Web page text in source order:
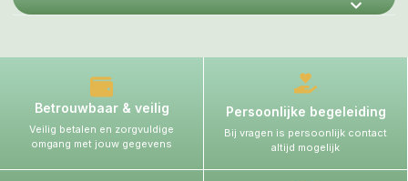
Betrouwbaar & veilig
Veilig betalen en zorgvuldige
omgang met jouw gegevens
Persoonlijke begeleiding
Bij vragen is persoonlijk contact
altijd mogelijk